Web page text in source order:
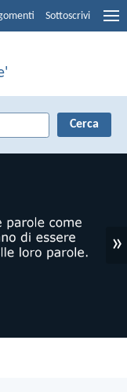
Sottoscrivi
»